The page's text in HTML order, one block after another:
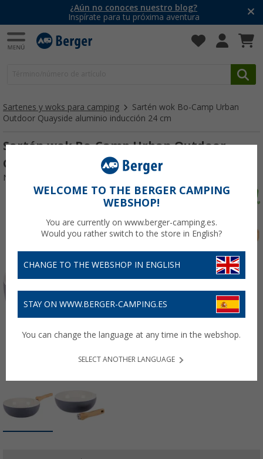
¿Aún no conoces nuestro blog?
Inspírate para tu próxima aventura
Sartenes y woks para camping
Sartén wok Bo-Camp Urban
Outdoor Quayside aluminio inducción 24 cm
Sartén wok Bo-Camp Urban Outdoor
Quayside aluminio inducción 24 cm
Nº de artículo 672378
WELCOME TO THE BERGER CAMPING
WEBSHOP!
You are currently on www.berger-camping.es.
Would you rather switch to the store in English?
CHANGE TO THE WEBSHOP IN ENGLISH
STAY ON WWW.BERGER-CAMPING.ES
You can change the language at any time in the webshop.
SELECT ANOTHER LANGUAGE